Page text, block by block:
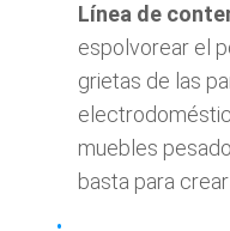
Línea de
espolvorear el
grietas de las
muebles
basta para